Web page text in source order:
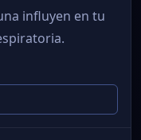
influyen en tu